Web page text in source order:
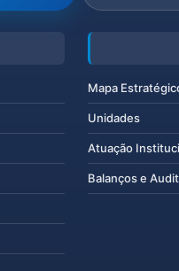
Mapa
Unidades
Atuação
Balanços e